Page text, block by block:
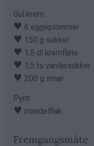
Gul krem:
♥ 6 eggeplommer
♥ 150 g sukker
♥ 1,5 dl kremfløte
♥ 1,5 ts vaniljesukker
♥ 200 g smør
Pynt:
♥ mandelflak
Fremgangsmåte